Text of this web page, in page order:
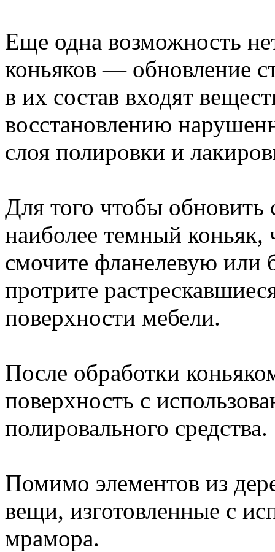
Еще одна возможность
коньяков — обновление
в их состав входят
восстановлению
слоя полировки и
Для того чтобы обновить
наиболее темный коньяк,
смочите фланелевую или
протрите
поверхности мебели.
После обработки
поверхность с
полировального средства.
Помимо элементов из
вещи, изготовленные с
мрамора.